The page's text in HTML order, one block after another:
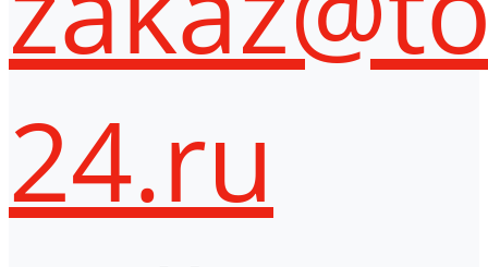
24.ru